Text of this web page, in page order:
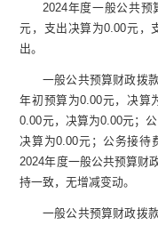
2024年度一般公共预
元 ，支出决算为0.00元 ，
出。
一般公共预算财政拨款
年初预算为0.00元，决算
0.00元，决算为0.00元；
决算为0.00元 ；公务接待
2024年度一般公共预算财
持一致，无增减变动。
一般公共预算财政拨款